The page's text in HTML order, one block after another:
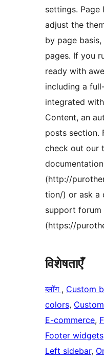
settings.
adjust the
by page
pages. If you
ready with
including a
integrated
Content, an
posts section.
check out our
documentation
(http://
tion/) or ask a
support forum
(https://
विशेषताएँ
ब्लॉग , Custom
colors,
E-commerce,
Footer widgets
Left sidebar,